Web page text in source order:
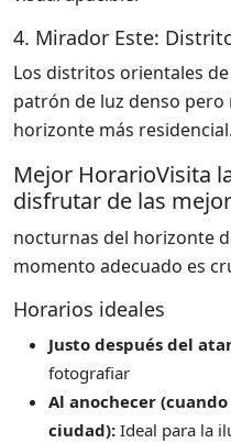
4. Mirador Este:
Los distritos orientales
patrón de luz denso pero
horizonte más residencial.
Mejor HorarioVisita
disfrutar de las
nocturnas del horizonte
momento adecuado es
Horarios ideales
Justo después del
fotografiar
Al anochecer
ciudad): Ideal para la